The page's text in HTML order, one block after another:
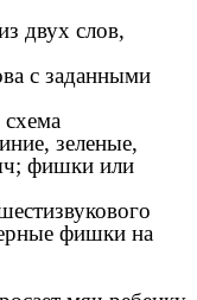
двух слов,
с заданными
схема
зеленые,
фишки или
фишки на